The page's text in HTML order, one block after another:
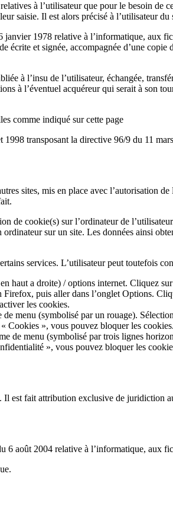
à l’utilisateur que pour le besoin
saisie. Il est alors précisé à l’utilisateur
1978 relative à l’informatique, aux
écrite et signée, accompagnée d’une
à l’insu de l’utilisateur, échangée,
à l’éventuel acquéreur qui serait à son
comme indiqué sur cette page
transposant la directive 96/9 du 11
sites, mis en place avec l’autorisation
de cookie(s) sur l’ordinateur de
sur un site. Les données ainsi
services. L’utilisateur peut toutefois
haut a droite) / options internet. Cliquez
puis aller dans l’onglet Options.
les cookies.
menu (symbolisé par un rouage).
Cookies », vous pouvez bloquer les cookies.
de menu (symbolisé par trois lignes
», vous pouvez bloquer les
est fait attribution exclusive de juridiction
août 2004 relative à l’informatique, aux